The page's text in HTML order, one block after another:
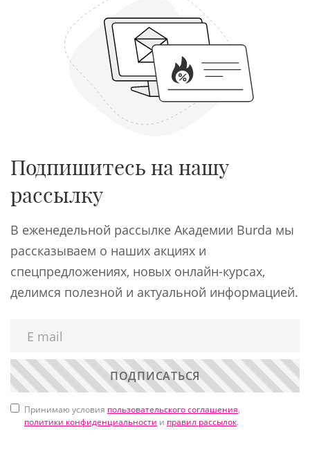
Подпишитесь на нашу
рассылку
В еженедельной рассылке Академии Burda мы
рассказываем о наших акциях и
спецпредложениях, новых онлайн-курсах,
делимся полезной и актуальной информацией.
ПОДПИСАТЬСЯ
Принимаю условия пользовательского соглашения,
политики конфиденциальности и правил рассылок.